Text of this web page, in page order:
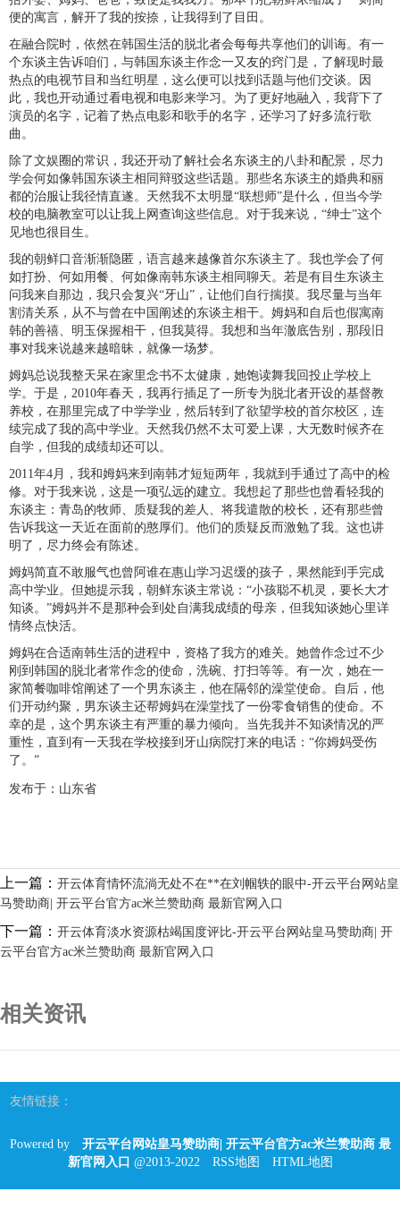
便的寓言，解开了我的按捺，让我得到了目田。
在融合院时，依然在韩国生活的脱北者会每每共享他们的训诲。有一
个东谈主告诉咱们，与韩国东谈主作念一又友的窍门是，了解现时最
热点的电视节目和当红明星，这么便可以找到话题与他们交谈。因
此，我也开动通过看电视和电影来学习。为了更好地融入，我背下了
演员的名字，记着了热点电影和歌手的名字，还学习了好多流行歌
曲。
除了文娱圈的常识，我还开动了解社会名东谈主的八卦和配景，尽力
学会何如像韩国东谈主相同辩驳这些话题。那些名东谈主的婚典和丽
都的治服让我径情直遂。天然我不太明显“联想师”是什么，但当今学
校的电脑教室可以让我上网查询这些信息。对于我来说，“绅士”这个
见地也很目生。
我的朝鲜口音渐渐隐匿，语言越来越像首尔东谈主了。我也学会了何
如打扮、何如用餐、何如像南韩东谈主相同聊天。若是有目生东谈主
问我来自那边，我只会复兴“牙山”，让他们自行揣摸。我尽量与当年
割清关系，从不与曾在中国阐述的东谈主相干。姆妈和自后也假寓南
韩的善禧、明玉保握相干，但我莫得。我想和当年澈底告别，那段旧
事对我来说越来越暗昧，就像一场梦。
姆妈总说我整天呆在家里念书不太健康，她饱读舞我回投止学校上
学。于是，2010年春天，我再行插足了一所专为脱北者开设的基督教
养校，在那里完成了中学学业，然后转到了欲望学校的首尔校区，连
续完成了我的高中学业。天然我仍然不太可爱上课，大无数时候齐在
自学，但我的成绩却还可以。
2011年4月，我和姆妈来到南韩才短短两年，我就到手通过了高中的检
修。对于我来说，这是一项弘远的建立。我想起了那些也曾看轻我的
东谈主：青岛的牧师、质疑我的差人、将我遣散的校长，还有那些曾
告诉我这一天近在面前的憨厚们。他们的质疑反而激勉了我。这也讲
明了，尽力终会有陈述。
姆妈简直不敢服气也曾阿谁在惠山学习迟缓的孩子，果然能到手完成
高中学业。但她提示我，朝鲜东谈主常说：“小孩聪不机灵，要长大才
知谈。”姆妈并不是那种会到处自满我成绩的母亲，但我知谈她心里详
情终点快活。
姆妈在合适南韩生活的进程中，资格了我方的难关。她曾作念过不少
刚到韩国的脱北者常作念的使命，洗碗、打扫等等。有一次，她在一
家简餐咖啡馆阐述了一个男东谈主，他在隔邻的澡堂使命。自后，他
们开动约聚，男东谈主还帮姆妈在澡堂找了一份零食销售的使命。不
幸的是，这个男东谈主有严重的暴力倾向。当先我并不知谈情况的严
重性，直到有一天我在学校接到牙山病院打来的电话：“你姆妈受伤
了。”
发布于：山东省
上一篇： 开云体育情怀流淌无处不在**在刘帼轶的眼中-开云平台网站皇
马赞助商| 开云平台官方ac米兰赞助商 最新官网入口
下一篇： 开云体育淡水资源枯竭国度评比-开云平台网站皇马赞助商| 开
云平台官方ac米兰赞助商 最新官网入口
相关资讯
友情链接：
Powered by
开云平台网站皇马赞助商| 开云平台官方ac米兰赞助商 最
新官网入口 @2013-2022 RSS地图 HTML地图